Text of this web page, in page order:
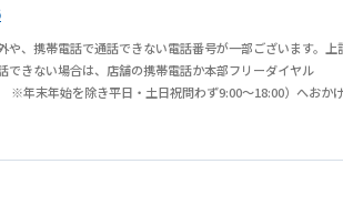
や、携帯電話で通話できない電話番号が一部ございます。上
できない場合は、店舗の携帯電話か本部フリーダイヤル
※年末年始を除き平日・土日祝問わず9:00～18:00）へおか